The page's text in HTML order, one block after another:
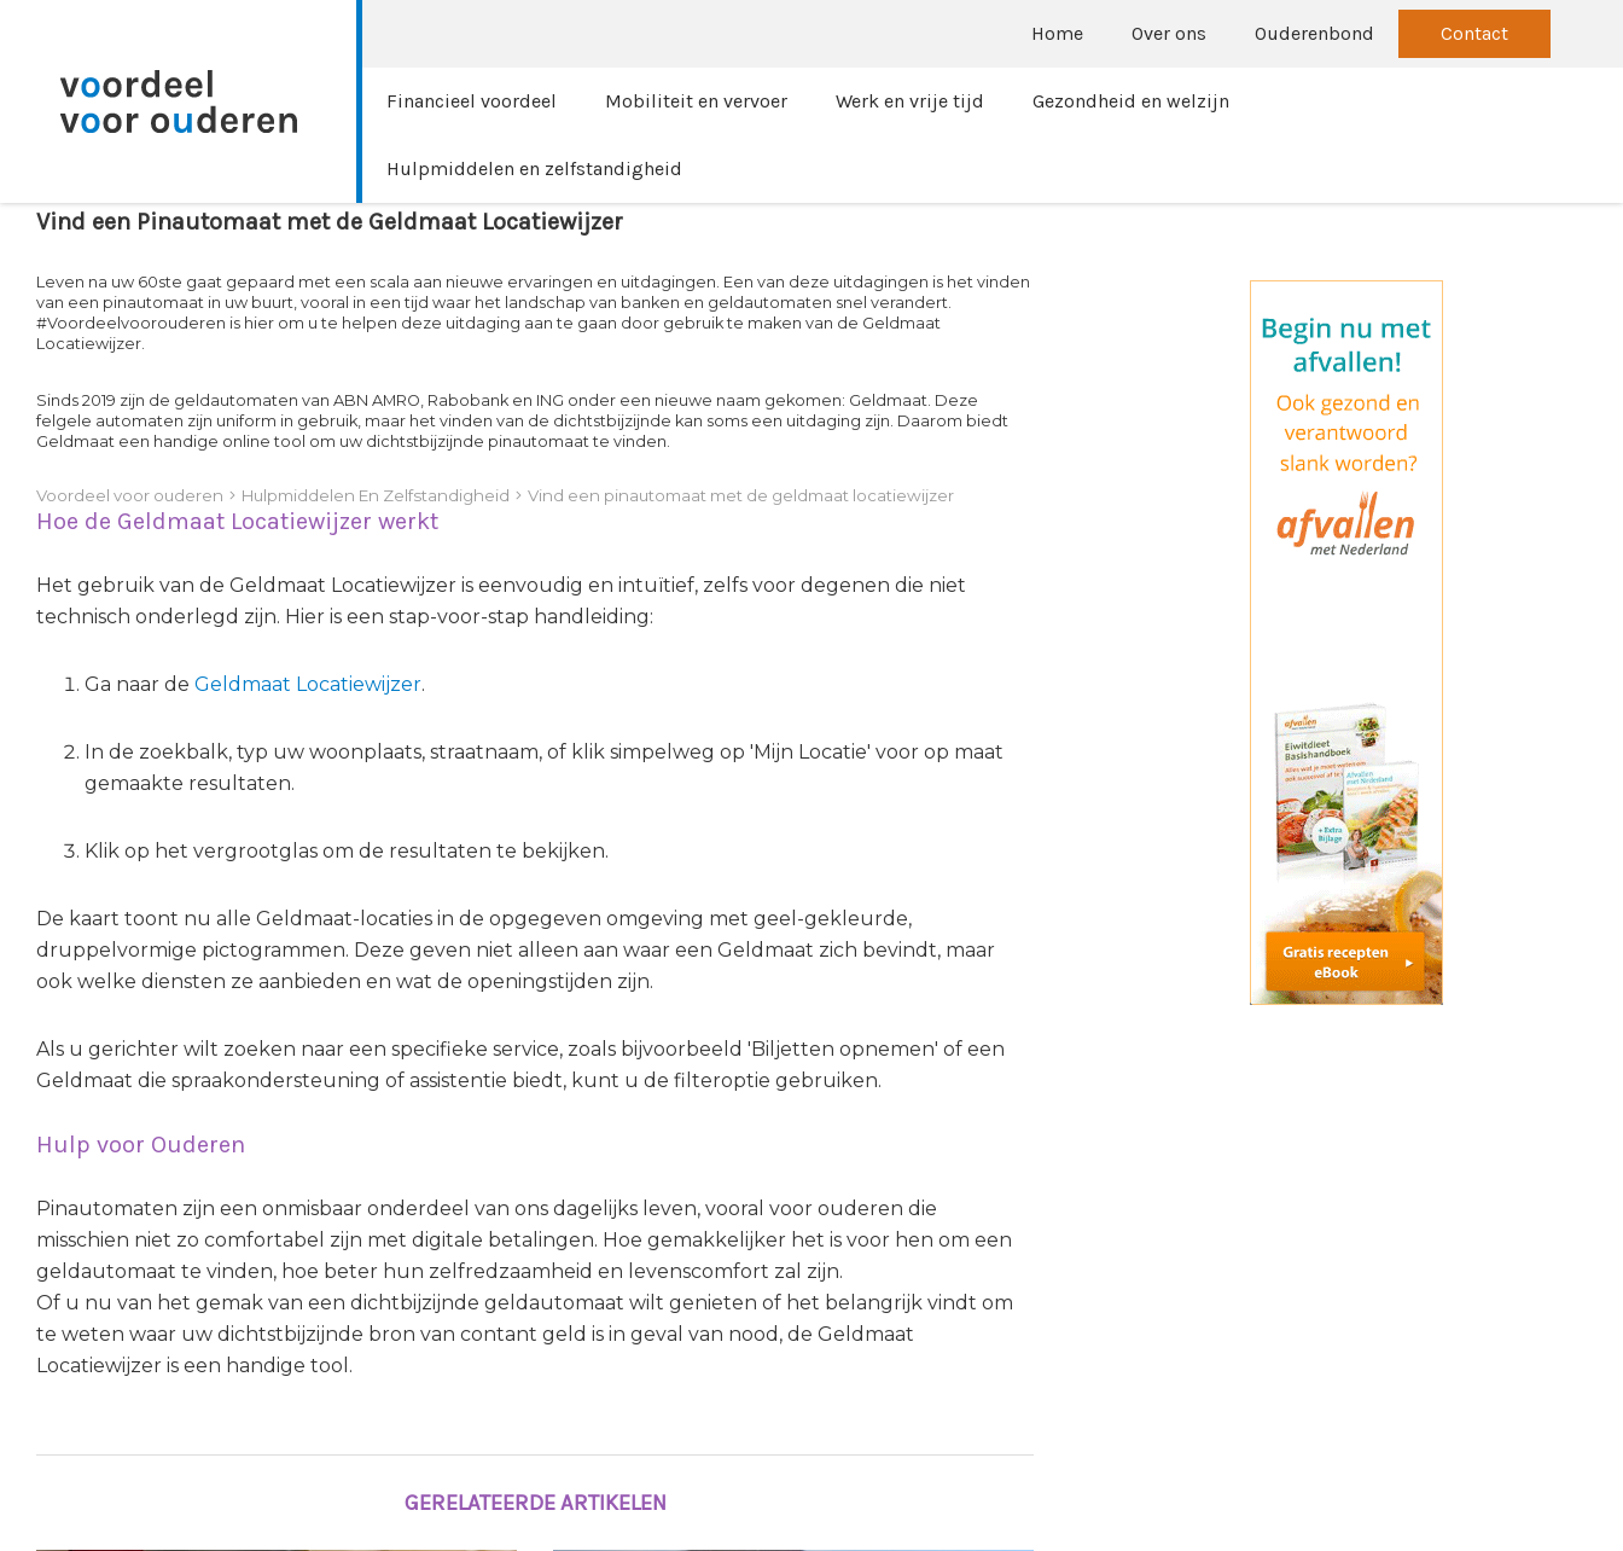
Home Over ons Ouderenbond Contact
Financieel voordeel Mobiliteit en vervoer Werk en vrije tijd Gezondheid en welzijn
Hulpmiddelen en zelfstandigheid
Vind een Pinautomaat met de Geldmaat Locatiewijzer
Leven na uw 60ste gaat gepaard met een scala aan nieuwe ervaringen en uitdagingen. Een van deze uitdagingen is het vinden
van een pinautomaat in uw buurt, vooral in een tijd waar het landschap van banken en geldautomaten snel verandert.
#Voordeelvoorouderen is hier om u te helpen deze uitdaging aan te gaan door gebruik te maken van de Geldmaat
Locatiewijzer.
Sinds 2019 zijn de geldautomaten van ABN AMRO, Rabobank en ING onder een nieuwe naam gekomen: Geldmaat. Deze
felgele automaten zijn uniform in gebruik, maar het vinden van de dichtstbijzijnde kan soms een uitdaging zijn. Daarom biedt
Geldmaat een handige online tool om uw dichtstbijzijnde pinautomaat te vinden.
Voordeel voor ouderen Hulpmiddelen En Zelfstandigheid Vind een pinautomaat met de geldmaat locatiewijzer
Hoe de Geldmaat Locatiewijzer werkt
Het gebruik van de Geldmaat Locatiewijzer is eenvoudig en intuïtief, zelfs voor degenen die niet
technisch onderlegd zijn. Hier is een stap-voor-stap handleiding:
Ga naar de Geldmaat Locatiewijzer.
In de zoekbalk, typ uw woonplaats, straatnaam, of klik simpelweg op 'Mijn Locatie' voor op maat
gemaakte resultaten.
Klik op het vergrootglas om de resultaten te bekijken.
De kaart toont nu alle Geldmaat-locaties in de opgegeven omgeving met geel-gekleurde,
druppelvormige pictogrammen. Deze geven niet alleen aan waar een Geldmaat zich bevindt, maar
ook welke diensten ze aanbieden en wat de openingstijden zijn.
Als u gerichter wilt zoeken naar een specifieke service, zoals bijvoorbeeld 'Biljetten opnemen' of een
Geldmaat die spraakondersteuning of assistentie biedt, kunt u de filteroptie gebruiken.
Hulp voor Ouderen
Pinautomaten zijn een onmisbaar onderdeel van ons dagelijks leven, vooral voor ouderen die
misschien niet zo comfortabel zijn met digitale betalingen. Hoe gemakkelijker het is voor hen om een
geldautomaat te vinden, hoe beter hun zelfredzaamheid en levenscomfort zal zijn.
Of u nu van het gemak van een dichtbijzijnde geldautomaat wilt genieten of het belangrijk vindt om
te weten waar uw dichtstbijzijnde bron van contant geld is in geval van nood, de Geldmaat
Locatiewijzer is een handige tool.
GERELATEERDE ARTIKELEN